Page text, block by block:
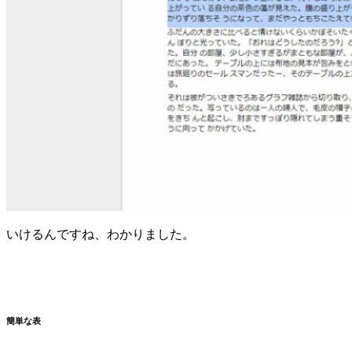
いけるんですね、わかりました。
簡単な表